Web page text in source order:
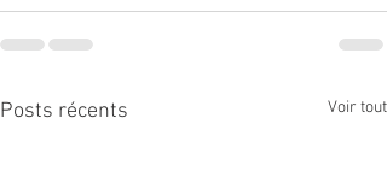
Posts récents Voir tout